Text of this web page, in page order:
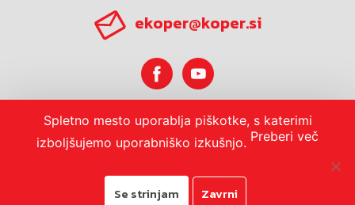
ekoper@koper.si
Horoskop
Spletno mesto uporablja piškotke, s katerimi
izboljšujemo uporabniško izkušnjo. Preberi več
Se strinjam Zavrni